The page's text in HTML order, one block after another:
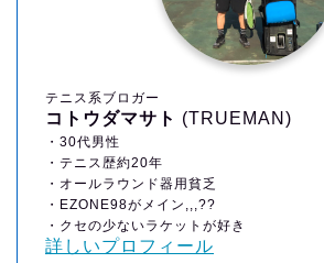
テニス系ブロガー
コトウダマサト (TRUEMAN)
・30代男性
・テニス歴約20年
・オールラウンド器用貧乏
・EZONE98がメイン,,,??
・クセの少ないラケットが好き
詳しいプロフィール